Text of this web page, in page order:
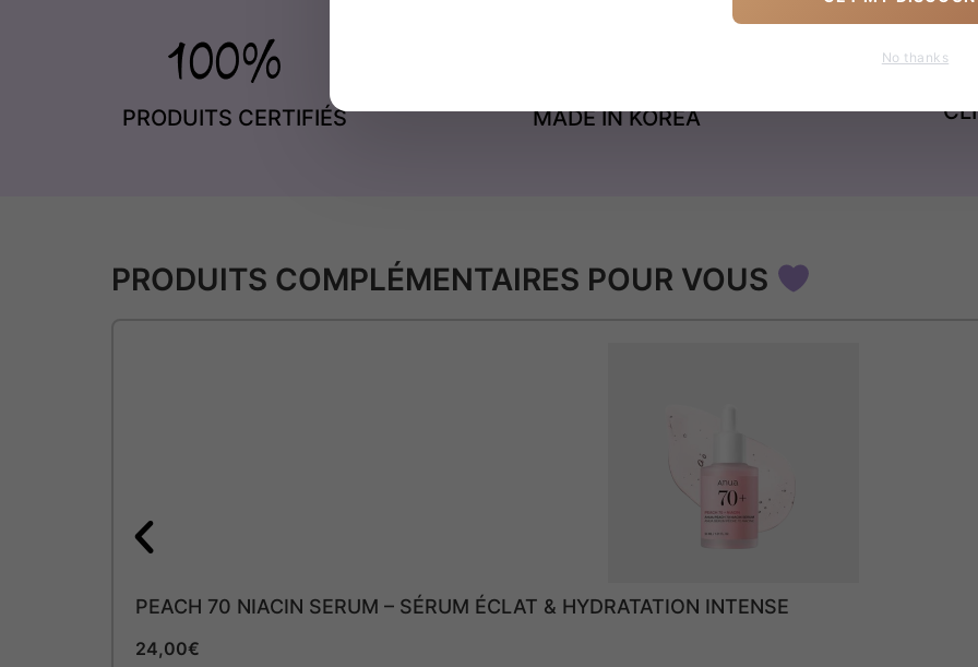
PRODUITS CERTIFIÉS MADE IN KOREA
PRODUITS COMPLÉMENTAIRES POUR VOUS
PEACH 70 NIACIN SERUM – SÉRUM ÉCLAT & HYDRATATION INTENSE
24,00€
No thanks